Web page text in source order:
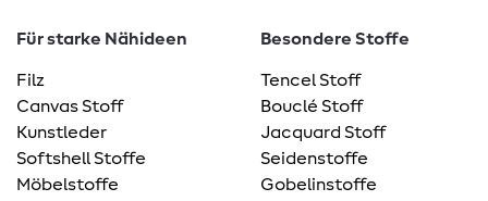
Für starke Nähideen
Filz
Canvas Stoff
Kunstleder
Softshell Stoffe
Möbelstoffe
Besondere Stoffe
Tencel Stoff
Bouclé Stoff
Jacquard Stoff
Seidenstoffe
Gobelinstoffe